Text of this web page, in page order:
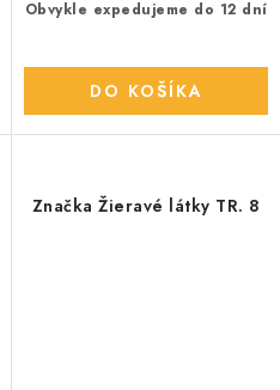
Obvykle expedujeme do 12 dní
DO KOŠÍKA
Značka Žieravé látky TR. 8